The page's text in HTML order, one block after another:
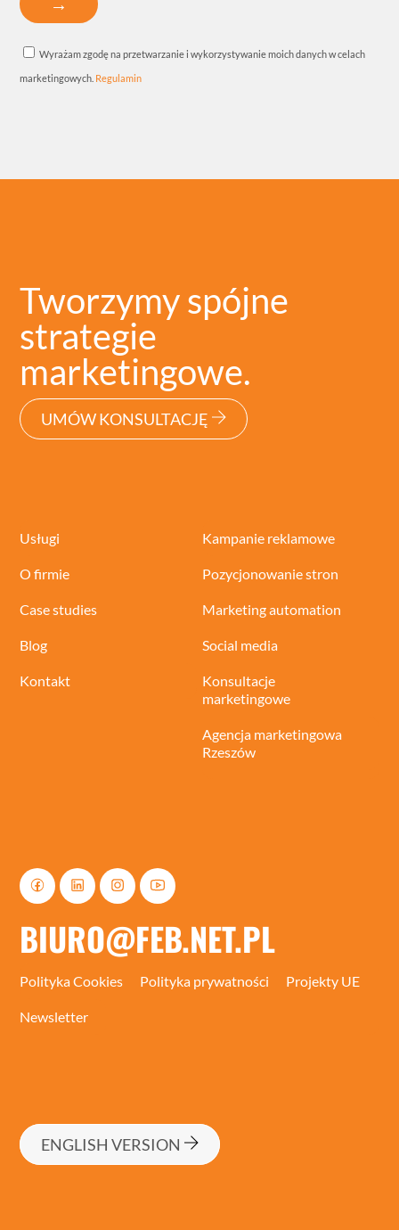
Wyrażam zgodę na przetwarzanie i wykorzystywanie moich danych w celach
marketingowych. Regulamin
Tworzymy spójne
strategie
marketingowe.
UMÓW KONSULTACJĘ
Usługi
O firmie
Case studies
Blog
Kontakt
Kampanie reklamowe
Pozycjonowanie stron
Marketing automation
Social media
Konsultacje
marketingowe
Agencja marketingowa
Rzeszów
BIURO@FEB.NET.PL
Polityka Cookies Polityka prywatności Projekty UE
Newsletter
ENGLISH VERSION